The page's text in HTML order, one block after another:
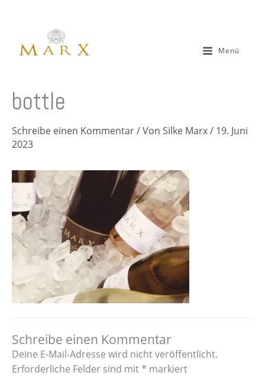
Menü
bottle
Schreibe einen Kommentar/ Von Silke Marx/ 19. Juni
2023
Schreibe einen Kommentar
Deine E-Mail-Adresse wird nicht veröffentlicht.
Erforderliche Felder sind mit * markiert